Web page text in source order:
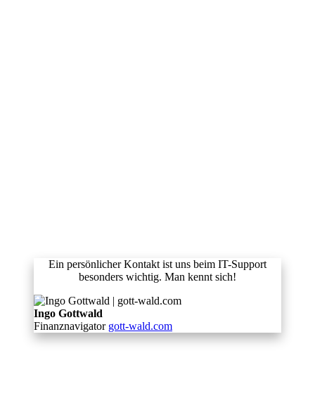
Ein persönlicher Kontakt ist uns beim IT-Support
besonders wichtig. Man kennt sich!
Ingo Gottwald
Finanznavigator gott-wald.com